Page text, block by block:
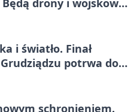
drony i wojskowa
i światło. Finał
potrwa do
schronieniem.